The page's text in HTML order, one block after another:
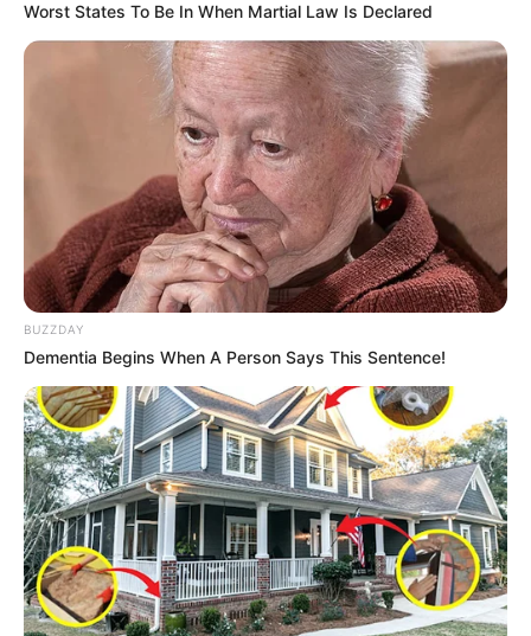
Worst States To Be In When Martial Law Is Declared
BUZZDAY
Dementia Begins When A Person Says This Sentence!